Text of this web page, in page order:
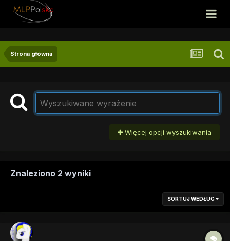
Strona główna
Więcej opcji wyszukiwania
Znaleziono 2 wyniki
SORTUJ WEDŁUG